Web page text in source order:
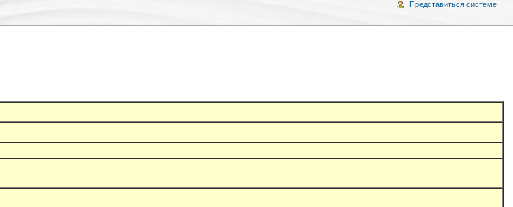
Представиться системе